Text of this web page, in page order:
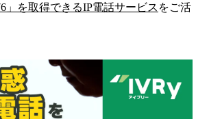
」を取得できるIP電話サービス をご活